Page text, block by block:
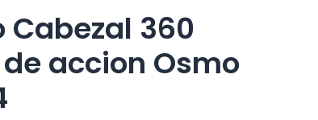
Cabezal 360
accion Osmo